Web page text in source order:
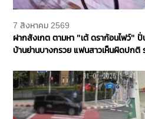
7 สิงหาคม 2569
ฝากสังเกต ตามหา "เต้ ดราก้อนไฟว์" ปั่
บ้านย่านบางกรวย แฟนสาวเห็นผิดปกติ